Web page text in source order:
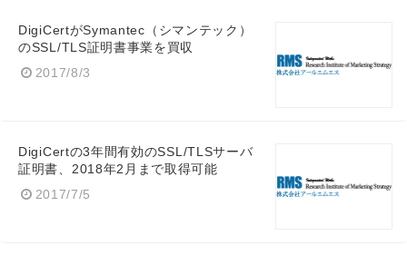
DigiCertがSymantec（シマンテック）
のSSL/TLS証明書事業を買収
2017/8/3
DigiCertの3年間有効のSSL/TLSサーバ
証明書、2018年2月まで取得可能
2017/7/5